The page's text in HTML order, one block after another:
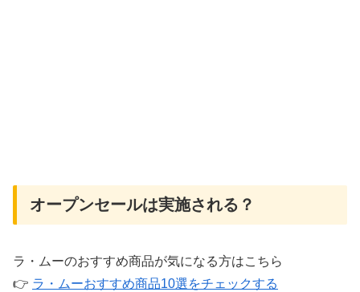
オープンセールは実施される？
ラ・ムーのおすすめ商品が気になる方はこちら
👉 ラ・ムーおすすめ商品10選をチェックする